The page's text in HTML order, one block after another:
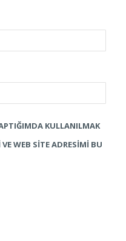
KULLANILMAK
WEB SITE ADRESIMI BU